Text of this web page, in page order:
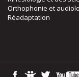
Orthophonie et
Réadaptation